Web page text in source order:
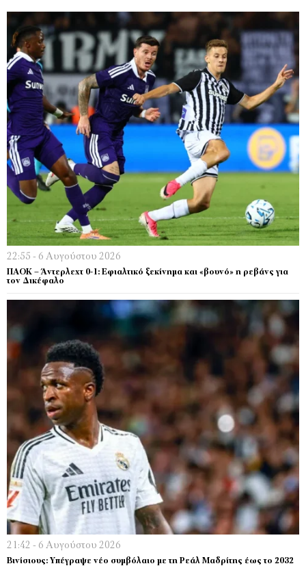
22:55 - 6 Αυγούστου 2026
ΠΑΟΚ – Άντερλεχτ 0-1: Εφιαλτικό ξεκίνημα και «βουνό» η ρεβάνς για
τον Δικέφαλο
21:42 - 6 Αυγούστου 2026
Βινίσιους: Υπέγραψε νέο συμβόλαιο με τη Ρεάλ Μαδρίτης έως το 2032